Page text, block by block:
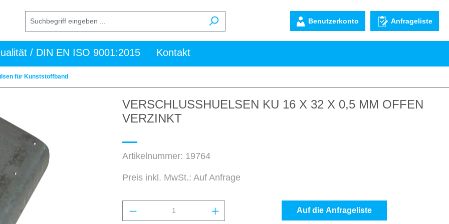
Benutzerkonto Anfrageliste
/ DIN EN ISO 9001:2015 Kontakt
für Kunststoffband
VERSCHLUSSHUELSEN KU 16 X 32 X 0,5 MM OFFEN
VERZINKT
Artikelnummer: 19764
Preis inkl. MwSt.: Auf Anfrage
Produkt Anzahl: Gib den gewünschten Wert ein oder
Auf die Anfrageliste